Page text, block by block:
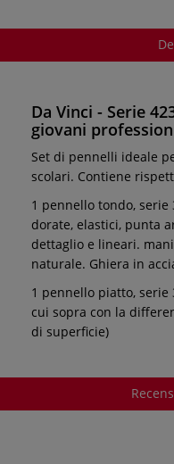
Da Vinci - Serie
giovani
Set di pennelli ideale
scolari. Contiene
1 pennello tondo, serie
dorate, elastici, punta
dettaglio e lineari.
naturale. Ghiera in
1 pennello piatto, serie
cui sopra con la
di superficie)